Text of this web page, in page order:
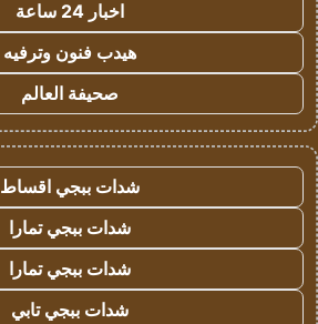
اخبار 24 ساعة
هيدب فنون وترفيه
صحيفة العالم
شدات ببجي اقساط
شدات ببجي تمارا
شدات ببجي تمارا
شدات ببجي تابي